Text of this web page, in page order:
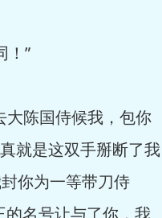
！”
陈国侍候我，包你
就是这双手掰断了我
你为一等带刀侍
名号让与了你，我